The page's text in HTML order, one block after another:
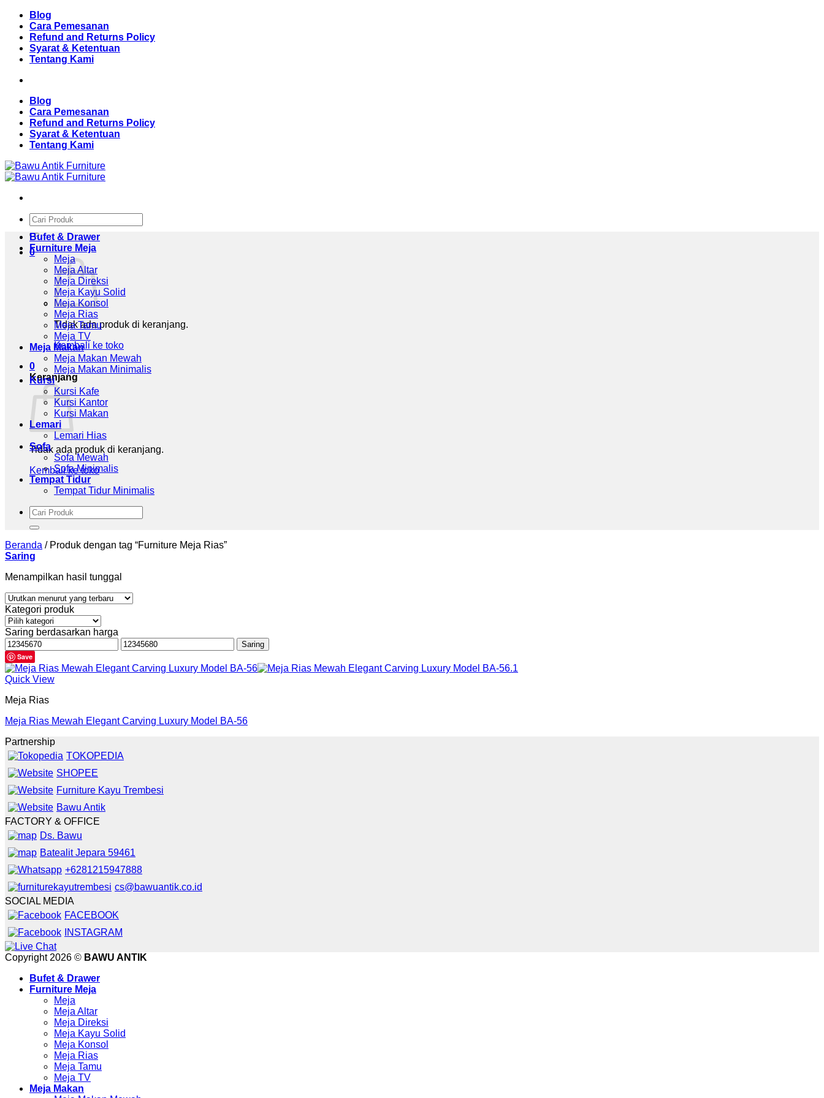
Skip
content
Blog
Cara Pemesanan
Refund and Returns Policy
Syarat & Ketentuan
Tentang Kami
Blog
Cara Pemesanan
Refund and Returns Policy
Syarat & Ketentuan
Tentang Kami
Pencarian
untuk:
0
Tidak ada produk di keranjang.
Kembali ke toko
0
Keranjang
Tidak ada produk di keranjang.
Kembali ke toko
Bufet & Drawer
Furniture Meja
Meja
Meja Altar
Meja Direksi
Meja Kayu Solid
Meja Konsol
Meja Rias
Meja Tamu
Meja TV
Meja Makan
Meja Makan Mewah
Meja Makan Minimalis
Kursi
Kursi Kafe
Kursi Kantor
Kursi Makan
Lemari
Lemari Hias
Sofa
Sofa Mewah
Sofa Minimalis
Tempat Tidur
Tempat Tidur Minimalis
Pencarian
untuk:
Beranda /Produk dengan tag “Furniture Meja Rias”
Saring
Menampilkan hasil tunggal
Kategori produk
Saring berdasarkan harga
Harga
terendah
Harga
tertinggi
Saring
Save
Quick View
Meja Rias
Meja Rias Mewah Elegant Carving Luxury Model BA-56
Partnership
TOKOPEDIA
SHOPEE
Furniture Kayu Trembesi
Bawu Antik
FACTORY & OFFICE
Ds. Bawu
Batealit Jepara 59461
+6281215947888
cs@bawuantik.co.id
SOCIAL MEDIA
FACEBOOK
INSTAGRAM
Copyright 2026 © BAWU ANTIK
Bufet & Drawer
Furniture Meja
Meja
Meja Altar
Meja Direksi
Meja Kayu Solid
Meja Konsol
Meja Rias
Meja Tamu
Meja TV
Meja Makan